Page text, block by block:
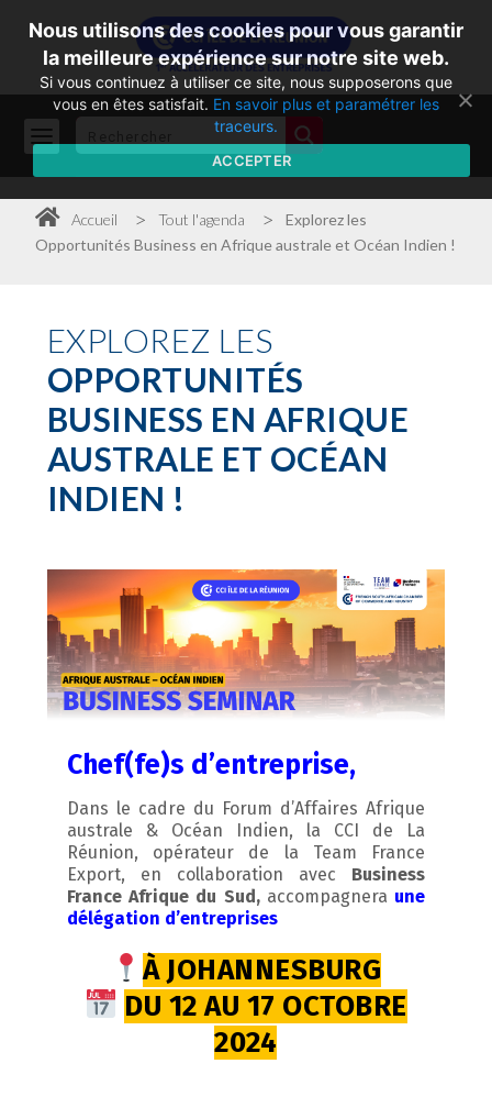
Accueil > Tout l'agenda >
Explorez les
Opportunités Business en Afrique australe et Océan Indien !
EXPLOREZ LES
OPPORTUNITÉS
BUSINESS EN AFRIQUE
AUSTRALE ET OCÉAN
INDIEN !
Chef(fe)s d’entreprise,
Dans le cadre du Forum d’Affaires Afrique
australe & Océan Indien, la CCI de La
Réunion, opérateur de la Team France
Export, en collaboration avec Business
France Afrique du Sud,accompagnera une
délégation d’entreprises
À JOHANNESBURG
DU 12 AU 17 OCTOBRE
2024
Nous utilisons des cookies pour vous garantir
la meilleure expérience sur notre site web.
Si vous continuez à utiliser ce site, nous supposerons que
vous en êtes satisfait. En savoir plus et paramétrer les
traceurs.
ACCEPTER